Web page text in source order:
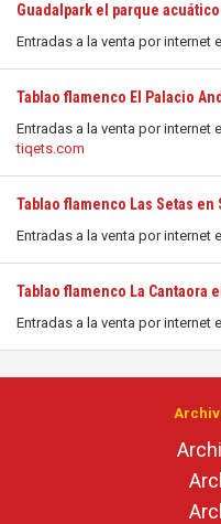
Guadalpark el parque
Entradas a la venta por internet
Tablao flamenco El Palacio
Entradas a la venta por internet
tiqets.com
Tablao flamenco Las Setas en
Entradas a la venta por internet
Tablao flamenco La Cantaora
Entradas a la venta por internet